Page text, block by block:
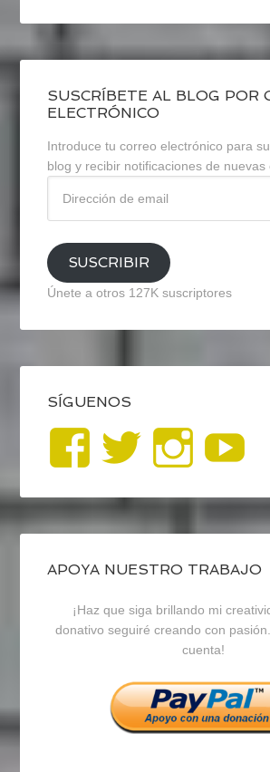
SUSCRÍBETE AL BLOG POR
ELECTRÓNICO
Introduce tu correo electrónico para
blog y recibir notificaciones de nuevas
email
SUSCRIBIR
Únete a otros 127K suscriptores
SÍGUENOS
Ver
perfil
de
en
Facebook
Ver
perfil
de
en
Ver
de
en
APOYA NUESTRO TRABAJO
¡Haz que siga brillando mi
donativo seguiré creando con
cuenta!